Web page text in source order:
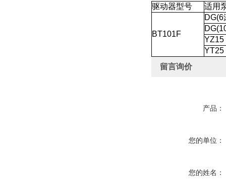
驱动器型号
适用
BT101F
DG(6
YZ15
YT25
留言询价
产品：
您的单位：
您的姓名：